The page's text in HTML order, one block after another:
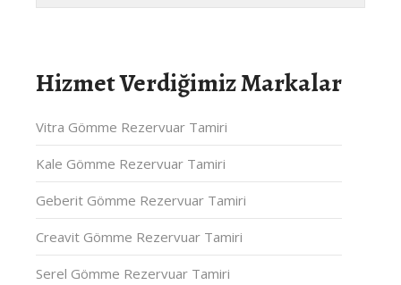
Hizmet Verdiğimiz Markalar
Vitra Gömme Rezervuar Tamiri
Kale Gömme Rezervuar Tamiri
Geberit Gömme Rezervuar Tamiri
Creavit Gömme Rezervuar Tamiri
Serel Gömme Rezervuar Tamiri